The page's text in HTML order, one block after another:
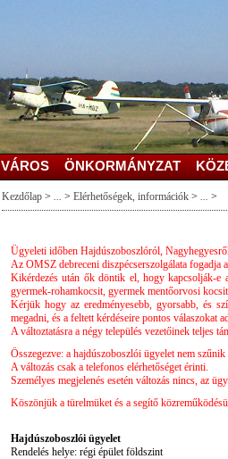
VÁROS ÖNKORMÁNYZAT
Kezdőlap > ... > Elérhetőségek, információk > ... >
Ügyeleti időben Hajdúszoboszlóról,
Az OMSZ debreceni diszpécserszolgálata fogadja
Kikérdezés után ők döntik el, hogy kapcsolják-e
gyermek-rohamkocsit, gyermek mentőorvosi
Kérjük hogy az eredményesebb, gyorsabb, és
megadni, és a feltett kérdéseire pontos válaszokat
A változtatásra a négy település vezetőinek teljes
Összegezve: a hajdúszoboszlói ügyelet nem szűnik
A változás csak a telefonos elérhetőséget érinti.
Személyes megjelenés esetén változás nincs, az
Köszönjük a türelmüket és a segítő
Hajdúszoboszlói ügyelet
Rendelés helye: régi épület földszint